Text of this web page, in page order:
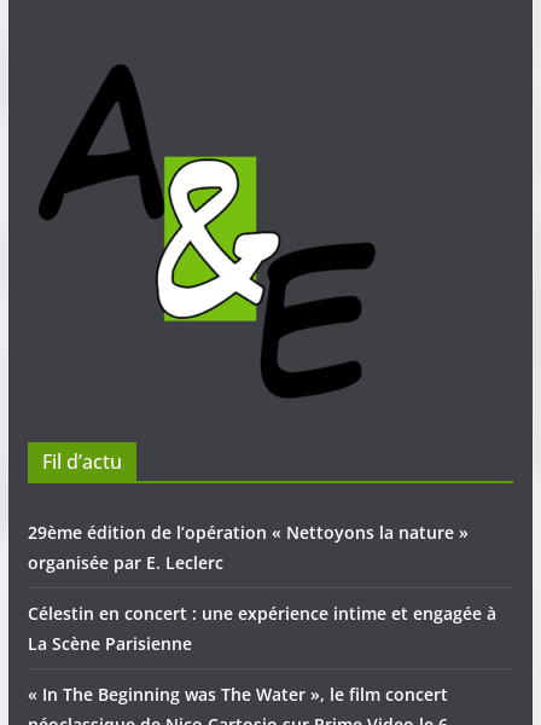
Fil d’actu
29ème édition de l’opération « Nettoyons la nature »
organisée par E. Leclerc
Célestin en concert : une expérience intime et engagée à
La Scène Parisienne
« In The Beginning was The Water », le film concert